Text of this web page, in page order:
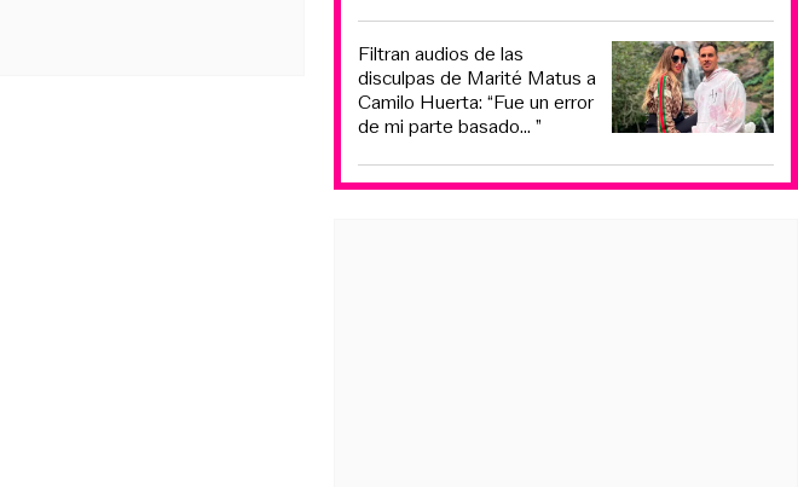
Filtran audios de las
disculpas de Marité Matus a
Camilo Huerta: “Fue un error
de mi parte basado... ”